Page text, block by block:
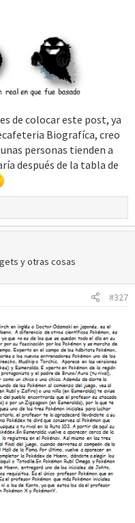
de colocar este post, ya
Biografíca, creo
personas tienden a
después de la tabla de
y otras cosas
#327